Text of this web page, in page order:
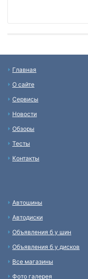
Главная
О сайте
Сервисы
Новости
Обзоры
Тесты
Контакты
Автошины
Автодиски
Объявления б у шин
Объявления б у дисков
Все магазины
Фото галерея